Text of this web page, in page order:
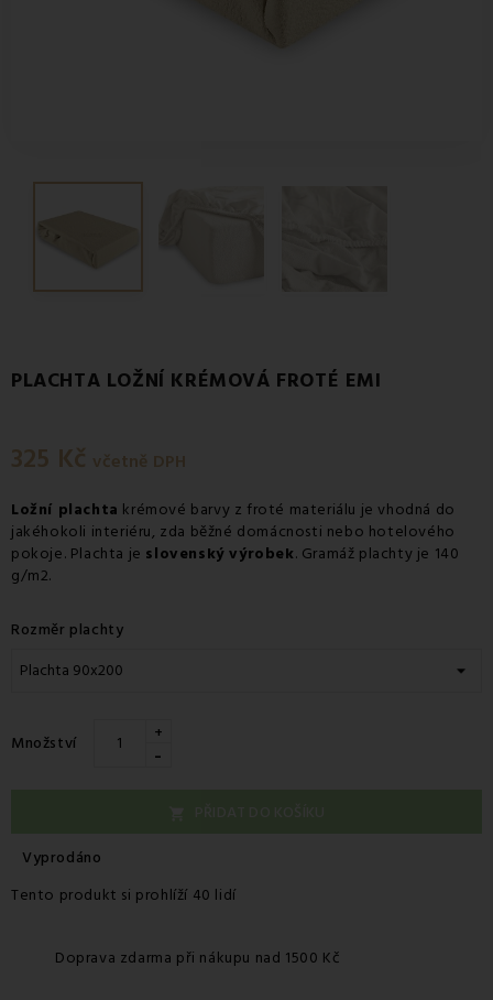
PLACHTA LOŽNÍ KRÉMOVÁ FROTÉ EMI
325 Kč včetně DPH
Ložní plachta krémové barvy z froté materiálu je vhodná do
jakéhokoli interiéru, zda běžné domácnosti nebo hotelového
pokoje. Plachta je slovenský výrobek. Gramáž plachty je 140
g/m2.
Rozměr plachty
Množství +
-
Vyprodáno
Tento produkt si prohlíží 40 lidí
Doprava zdarma při nákupu nad 1500 Kč